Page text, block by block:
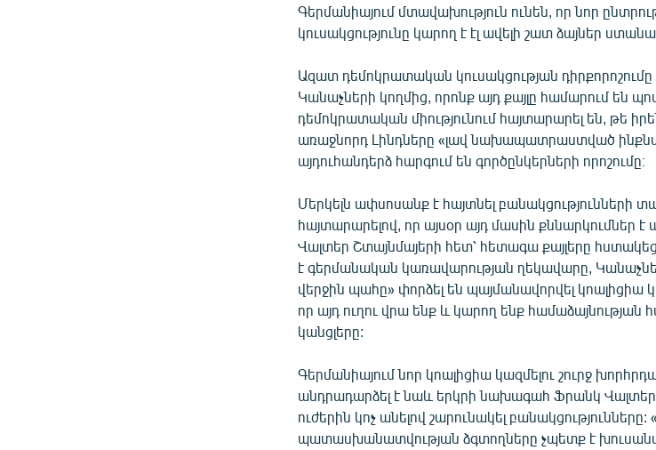
Գերմանիայում մտավախություն ունեն, որ նոր
կուսակցությունը կարող է էլ ավելի շատ ձայներ
Ազատ դեմոկրատական կուսակցության
Կանաչների կողմից, որոնք այդ քայլը համարում են
դեմոկրատական միությունում հայտարարել են, թե
առաջնորդ Լինդները «լավ նախապատրաստված
այդուհանդերձ հարգում են գործընկերների որոշումը։
Մերկելն ափսոսանք է հայտնել բանակցությունների
հայտարարելով, որ այսօր այդ մասին քննարկումներ
Վալտեր Շտայնմայերի հետ՝ հետագա քայլերը
է գերմանական կառավարության ղեկավարը,
վերջին պահը» փորձել են պայմանավորվել կոալիցիա
որ այդ ուղու վրա ենք և կարող ենք համաձայնության
կանցլերը:
Գերմանիայում նոր կոալիցիա կազմելու շուրջ
անդրադարձել է նաև երկրի նախագահ Ֆրանկ
ուժերին կոչ անելով շարունակել
պատասխանատվության ձգտողները չպետք է